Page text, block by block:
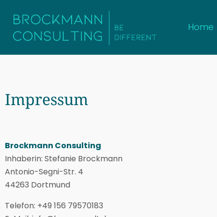
Home
Impressum
Brockmann Consulting
Inhaberin: Stefanie Brockmann
Antonio-Segni-Str. 4
44263 Dortmund
Telefon: +49 156 79570183